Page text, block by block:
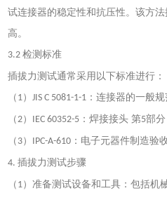
试连接器的稳定性和抗压性。该方
高。
3.2检测标准
插拔力测试通常采用以下标准进行：
（ 1） JIS C 5081-1-1 ：连接器的一般
（2） IEC 60352-5 ：焊接接头 第5部分
（ 3） IPC-A-610 ：电子元器件制造验
4.插拔力测试步骤
（ 1）准备测试设备和工具：包括机